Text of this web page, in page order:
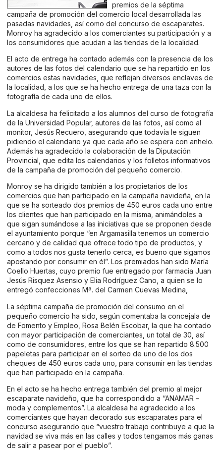
premios de la séptima
campaña de promoción del comercio local desarrollada las
pasadas navidades, así como del concurso de escaparates.
Monroy ha agradecido a los comerciantes su participación y a
los consumidores que acudan a las tiendas de la localidad.
El acto de entrega ha contado además con la presencia de los
autores de las fotos del calendario que se ha repartido en los
comercios estas navidades, que reflejan diversos enclaves de
la localidad, a los que se ha hecho entrega de una taza con la
fotografía de cada uno de ellos.
La alcaldesa ha felicitado a los alumnos del curso de fotografía
de la Universidad Popular, autores de las fotos, así como al
monitor, Jesús Recuero, asegurando que todavía le siguen
pidiendo el calendario ya que cada año se espera con anhelo.
Además ha agradecido la colaboración de la Diputación
Provincial, que edita los calendarios y los folletos informativos
de la campaña de promoción del pequeño comercio.
Monroy se ha dirigido también a los propietarios de los
comercios que han participado en la campaña navideña, en la
que se ha sorteado dos premios de 450 euros cada uno entre
los clientes que han participado en la misma, animándoles a
que sigan sumándose a las iniciativas que se proponen desde
el ayuntamiento porque “en Argamasilla tenemos un comercio
cercano y de calidad que ofrece todo tipo de productos, y
como a todos nos gusta tenerlo cerca, es bueno que sigamos
apostando por consumir en él”. Los premiados han sido María
Coello Huertas, cuyo premio fue entregado por farmacia Juan
Jesús Risquez Asensio y Elia Rodríguez Cano, a quien se lo
entregó confecciones Mª. del Carmen Cuevas Medina,
La séptima campaña de promoción del consumo en el
pequeño comercio ha sido, según comentaba la concejala de
de Fomento y Empleo, Rosa Belén Escobar, la que ha contado
con mayor participación de comerciantes, un total de 30, así
como de consumidores, entre los que se han repartido 8.500
papeletas para participar en el sorteo de uno de los dos
cheques de 450 euros cada uno, para consumir en las tiendas
que han participado en la campaña.
En el acto se ha hecho entrega también del premio al mejor
escaparate navideño, que ha correspondido a “ANAMAR –
moda y complementos”. La alcaldesa ha agradecido a los
comerciantes que hayan decorado sus escaparates para el
concurso asegurando que “vuestro trabajo contribuye a que la
navidad se viva más en las calles y todos tengamos más ganas
de salir a pasear por el pueblo”.